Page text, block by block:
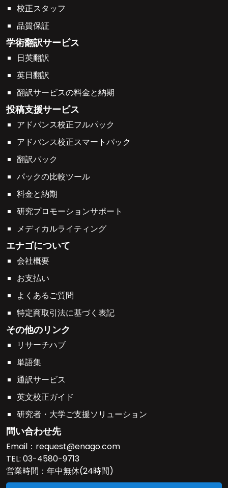
校正スタッフ
品質保証
学術翻訳サービス
日英翻訳
英日翻訳
翻訳サービスの料金と納期
投稿支援サービス
アドバンス校正フルパック
アドバンス校正スマートパック
翻訳パック
パックの比較ツール
料金と納期
研究プロモーションサポート
メディカルライティング
エナゴについて
会社概要
お支払い
よくあるご質問
特定商取引法に基づく表記
その他のリンク
リサーチハブ
単語集
通訳サービス
英文校正ガイド
研究者・大学ご支援ソリューション
問い合わせ先
Email： request@enago.com
TEL: 03-4580-9713
営業時間：年中無休(24時間)